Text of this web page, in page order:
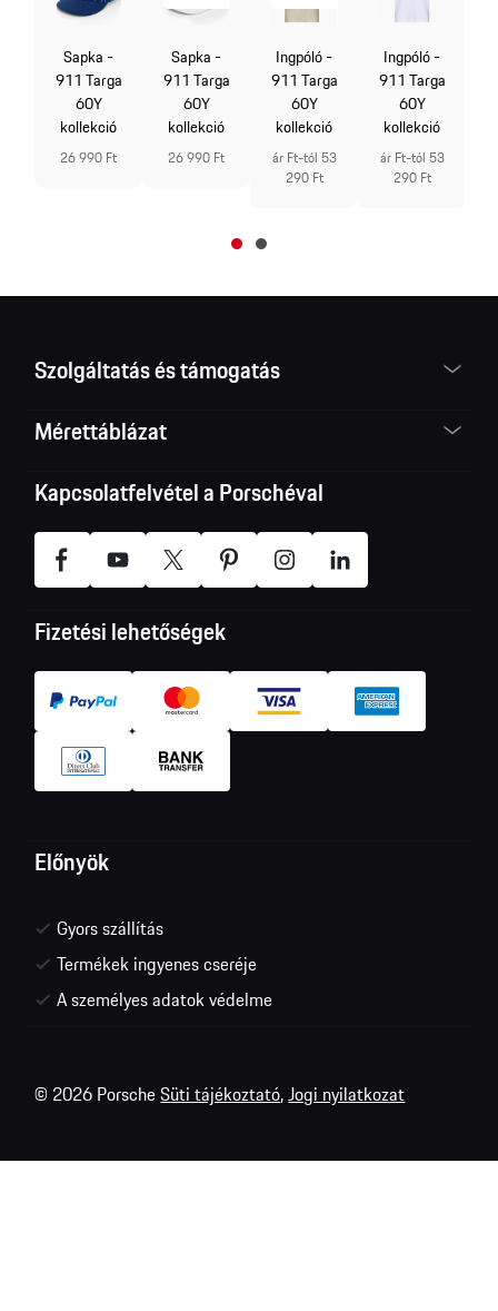
Sapka -
911 Targa
60Y
kollekció
26 990 Ft
Sapka -
911 Targa
60Y
kollekció
26 990 Ft
Ingpóló -
911 Targa
60Y
kollekció
ár Ft-tól 53
290 Ft
Ingpóló -
911 Targa
60Y
kollekció
ár Ft-tól 53
290 Ft
Szolgáltatás és támogatás
Mérettáblázat
Kapcsolatfelvétel a Porschéval
Fizetési lehetőségek
Előnyök
Gyors szállítás
Termékek ingyenes cseréje
A személyes adatok védelme
© 2026 PorscheSüti tájékoztató,Jogi nyilatkozat